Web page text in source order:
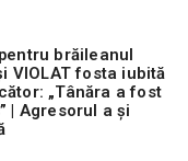
brăileanul
VIOLAT fosta iubită
„Tânăra a fost
| Agresorul a și